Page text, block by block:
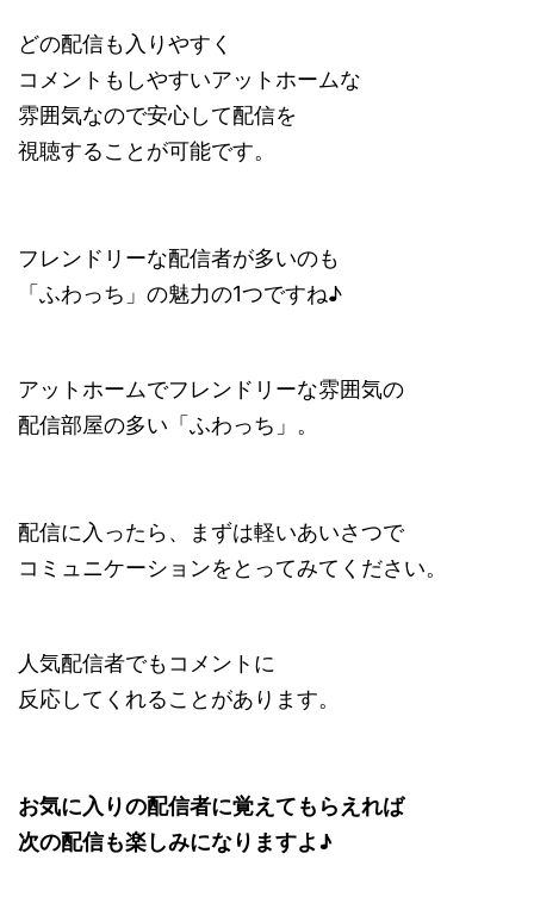
どの配信も入りやすく
コメントもしやすいアットホームな
雰囲気なので安心して配信を
視聴することが可能です。
フレンドリーな配信者が多いのも
「ふわっち」の魅力の1つですね♪
アットホームでフレンドリーな雰囲気の
配信部屋の多い「ふわっち」。
配信に入ったら、まずは軽いあいさつで
コミュニケーションをとってみてください。
人気配信者でもコメントに
反応してくれることがあります。
お気に入りの配信者に覚えてもらえれば
次の配信も楽しみになりますよ♪